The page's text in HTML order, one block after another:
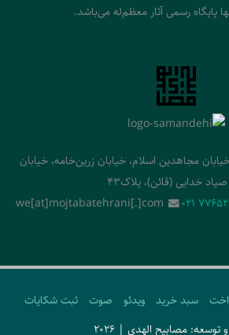
پایگاه رسمی آثار معظم‌له می‌باشد.
مجاهدین اسلام، خیابان زرین‌خامه، خیابان
صیاد خدایی (قائن)، پلاک43
‭021
we[at]mojtabatehrani[.]com
سبد خرید ویدئو صوت
ثبت شکایات
مصابیح الهدی | 2026